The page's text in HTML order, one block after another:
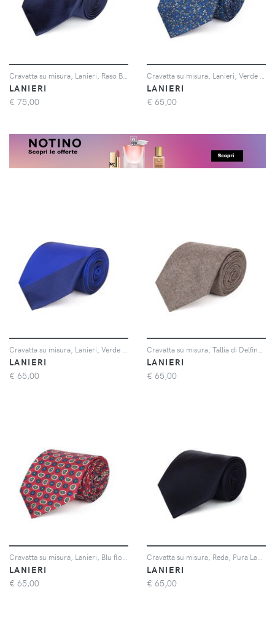
Cravatta su misura, Lanieri, Raso Blu, Quattro Stagioni | Lanieri
LANIERI
€ 75,00
Cravatta su misura, Lanieri, Verde Floreale twill di Seta, Quattro Stagioni | Lanieri
LANIERI
€ 65,00
LANIERI
€ 65,00
LANIERI
€ 65,00
LANIERI
€ 65,00
LANIERI
€ 65,00